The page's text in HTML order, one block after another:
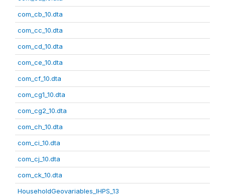
com_cb_10.dta
com_cc_10.dta
com_cd_10.dta
com_ce_10.dta
com_cf_10.dta
com_cg1_10.dta
com_cg2_10.dta
com_ch_10.dta
com_ci_10.dta
com_cj_10.dta
com_ck_10.dta
HouseholdGeovariables_IHPS_13